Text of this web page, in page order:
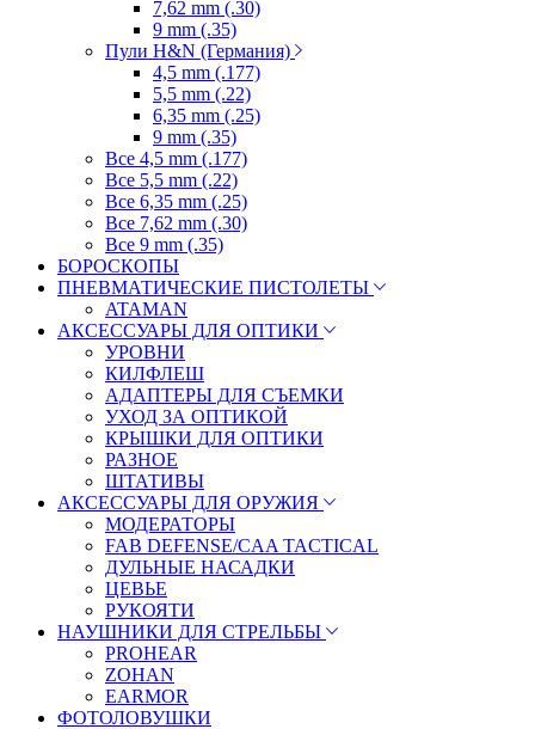
7,62 mm (.30)
9 mm (.35)
Пули H&N (Германия)
4,5 mm (.177)
5,5 mm (.22)
6,35 mm (.25)
9 mm (.35)
Все 4,5 mm (.177)
Все 5,5 mm (.22)
Все 6,35 mm (.25)
Все 7,62 mm (.30)
Все 9 mm (.35)
БОРОСКОПЫ
ПНЕВМАТИЧЕСКИЕ ПИСТОЛЕТЫ
ATAMAN
АКСЕССУАРЫ ДЛЯ ОПТИКИ
УРОВНИ
КИЛФЛЕШ
АДАПТЕРЫ ДЛЯ СЪЕМКИ
УХОД ЗА ОПТИКОЙ
КРЫШКИ ДЛЯ ОПТИКИ
РАЗНОЕ
ШТАТИВЫ
АКСЕССУАРЫ ДЛЯ ОРУЖИЯ
МОДЕРАТОРЫ
FAB DEFENSE/CAA TACTICAL
ДУЛЬНЫЕ НАСАДКИ
ЦЕВЬЕ
РУКОЯТИ
НАУШНИКИ ДЛЯ СТРЕЛЬБЫ
PROHEAR
ZOHAN
EARMOR
ФОТОЛОВУШКИ